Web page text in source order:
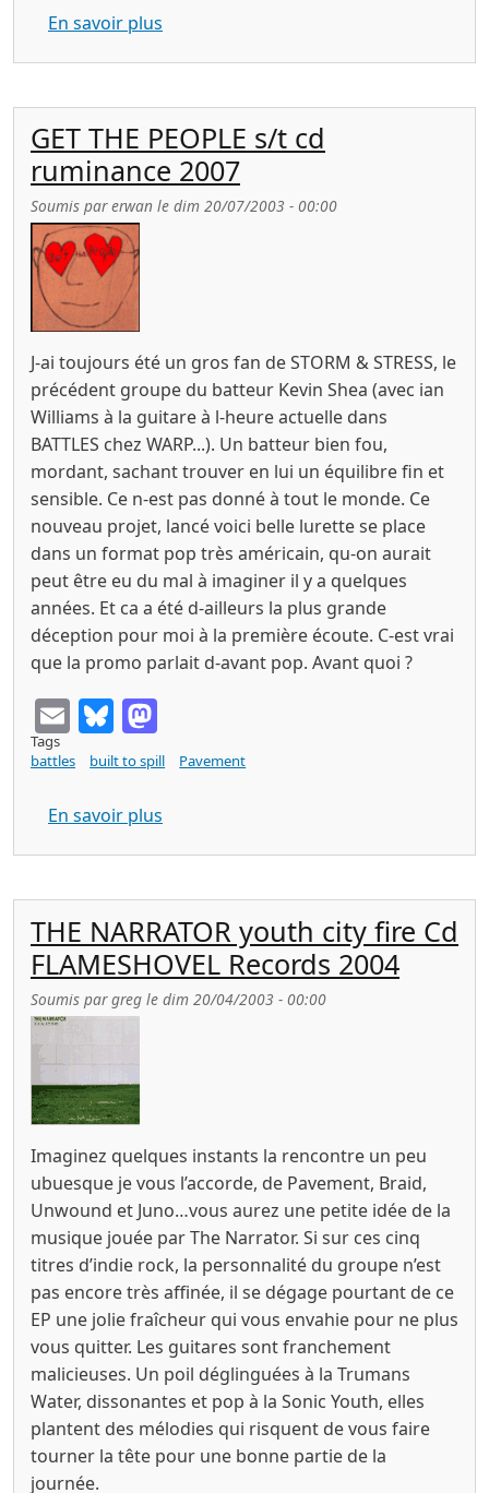
En savoir plus
GET THE PEOPLE s/t cd
ruminance 2007
Soumis parerwan le dim 20/07/2003 - 00:00
J-ai toujours été un gros fan de STORM & STRESS, le
précédent groupe du batteur Kevin Shea (avec ian
Williams à la guitare à l-heure actuelle dans
BATTLES chez WARP...). Un batteur bien fou,
mordant, sachant trouver en lui un équilibre fin et
sensible. Ce n-est pas donné à tout le monde. Ce
nouveau projet, lancé voici belle lurette se place
dans un format pop très américain, qu-on aurait
peut être eu du mal à imaginer il y a quelques
années. Et ca a été d-ailleurs la plus grande
déception pour moi à la première écoute. C-est vrai
que la promo parlait d-avant pop. Avant quoi ?
EmailBluesky
Tags
battles
built to spill Pavement
En savoir plus
THE NARRATOR youth city fire Cd
FLAMESHOVEL Records 2004
Soumis pargreg le dim 20/04/2003 - 00:00
Imaginez quelques instants la rencontre un peu
ubuesque je vous l’accorde, de Pavement, Braid,
Unwound et Juno…vous aurez une petite idée de la
musique jouée par The Narrator. Si sur ces cinq
titres d’indie rock, la personnalité du groupe n’est
pas encore très affinée, il se dégage pourtant de ce
EP une jolie fraîcheur qui vous envahie pour ne plus
vous quitter. Les guitares sont franchement
malicieuses. Un poil déglinguées à la Trumans
Water, dissonantes et pop à la Sonic Youth, elles
plantent des mélodies qui risquent de vous faire
tourner la tête pour une bonne partie de la
journée.